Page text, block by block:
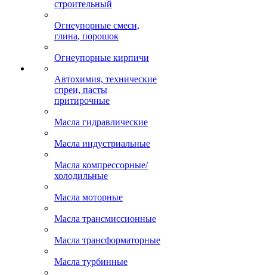
строительный
Огнеупорные смеси,
глина, порошок
Огнеупорные кирпичи
Автохимия, технические
спреи, пасты
притирочные
Масла гидравлические
Масла индустриальные
Масла компрессорные/
холодильные
Масла моторные
Масла трансмиссионные
Масла трансформаторные
Масла турбинные